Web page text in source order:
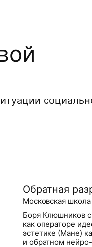
Обратная
Московская
Боря Клюшников
как операторе
эстетике (Мане)
и обратном